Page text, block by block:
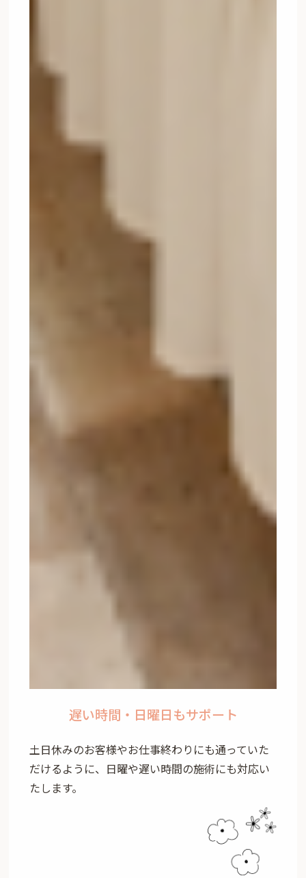
遅い時間・日曜日もサポート
土日休みのお客様やお仕事終わりにも通っていた
だけるように、日曜や遅い時間の施術にも対応い
たします。